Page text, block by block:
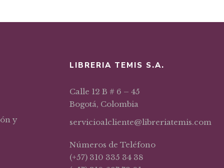
y
LIBRERIA TEMIS S.A.
Calle 12 B # 6 – 45
Bogotá, Colombia
servicioalcliente@libreriatemis.com
Números de Teléfono
(+57) 310 335 34 38